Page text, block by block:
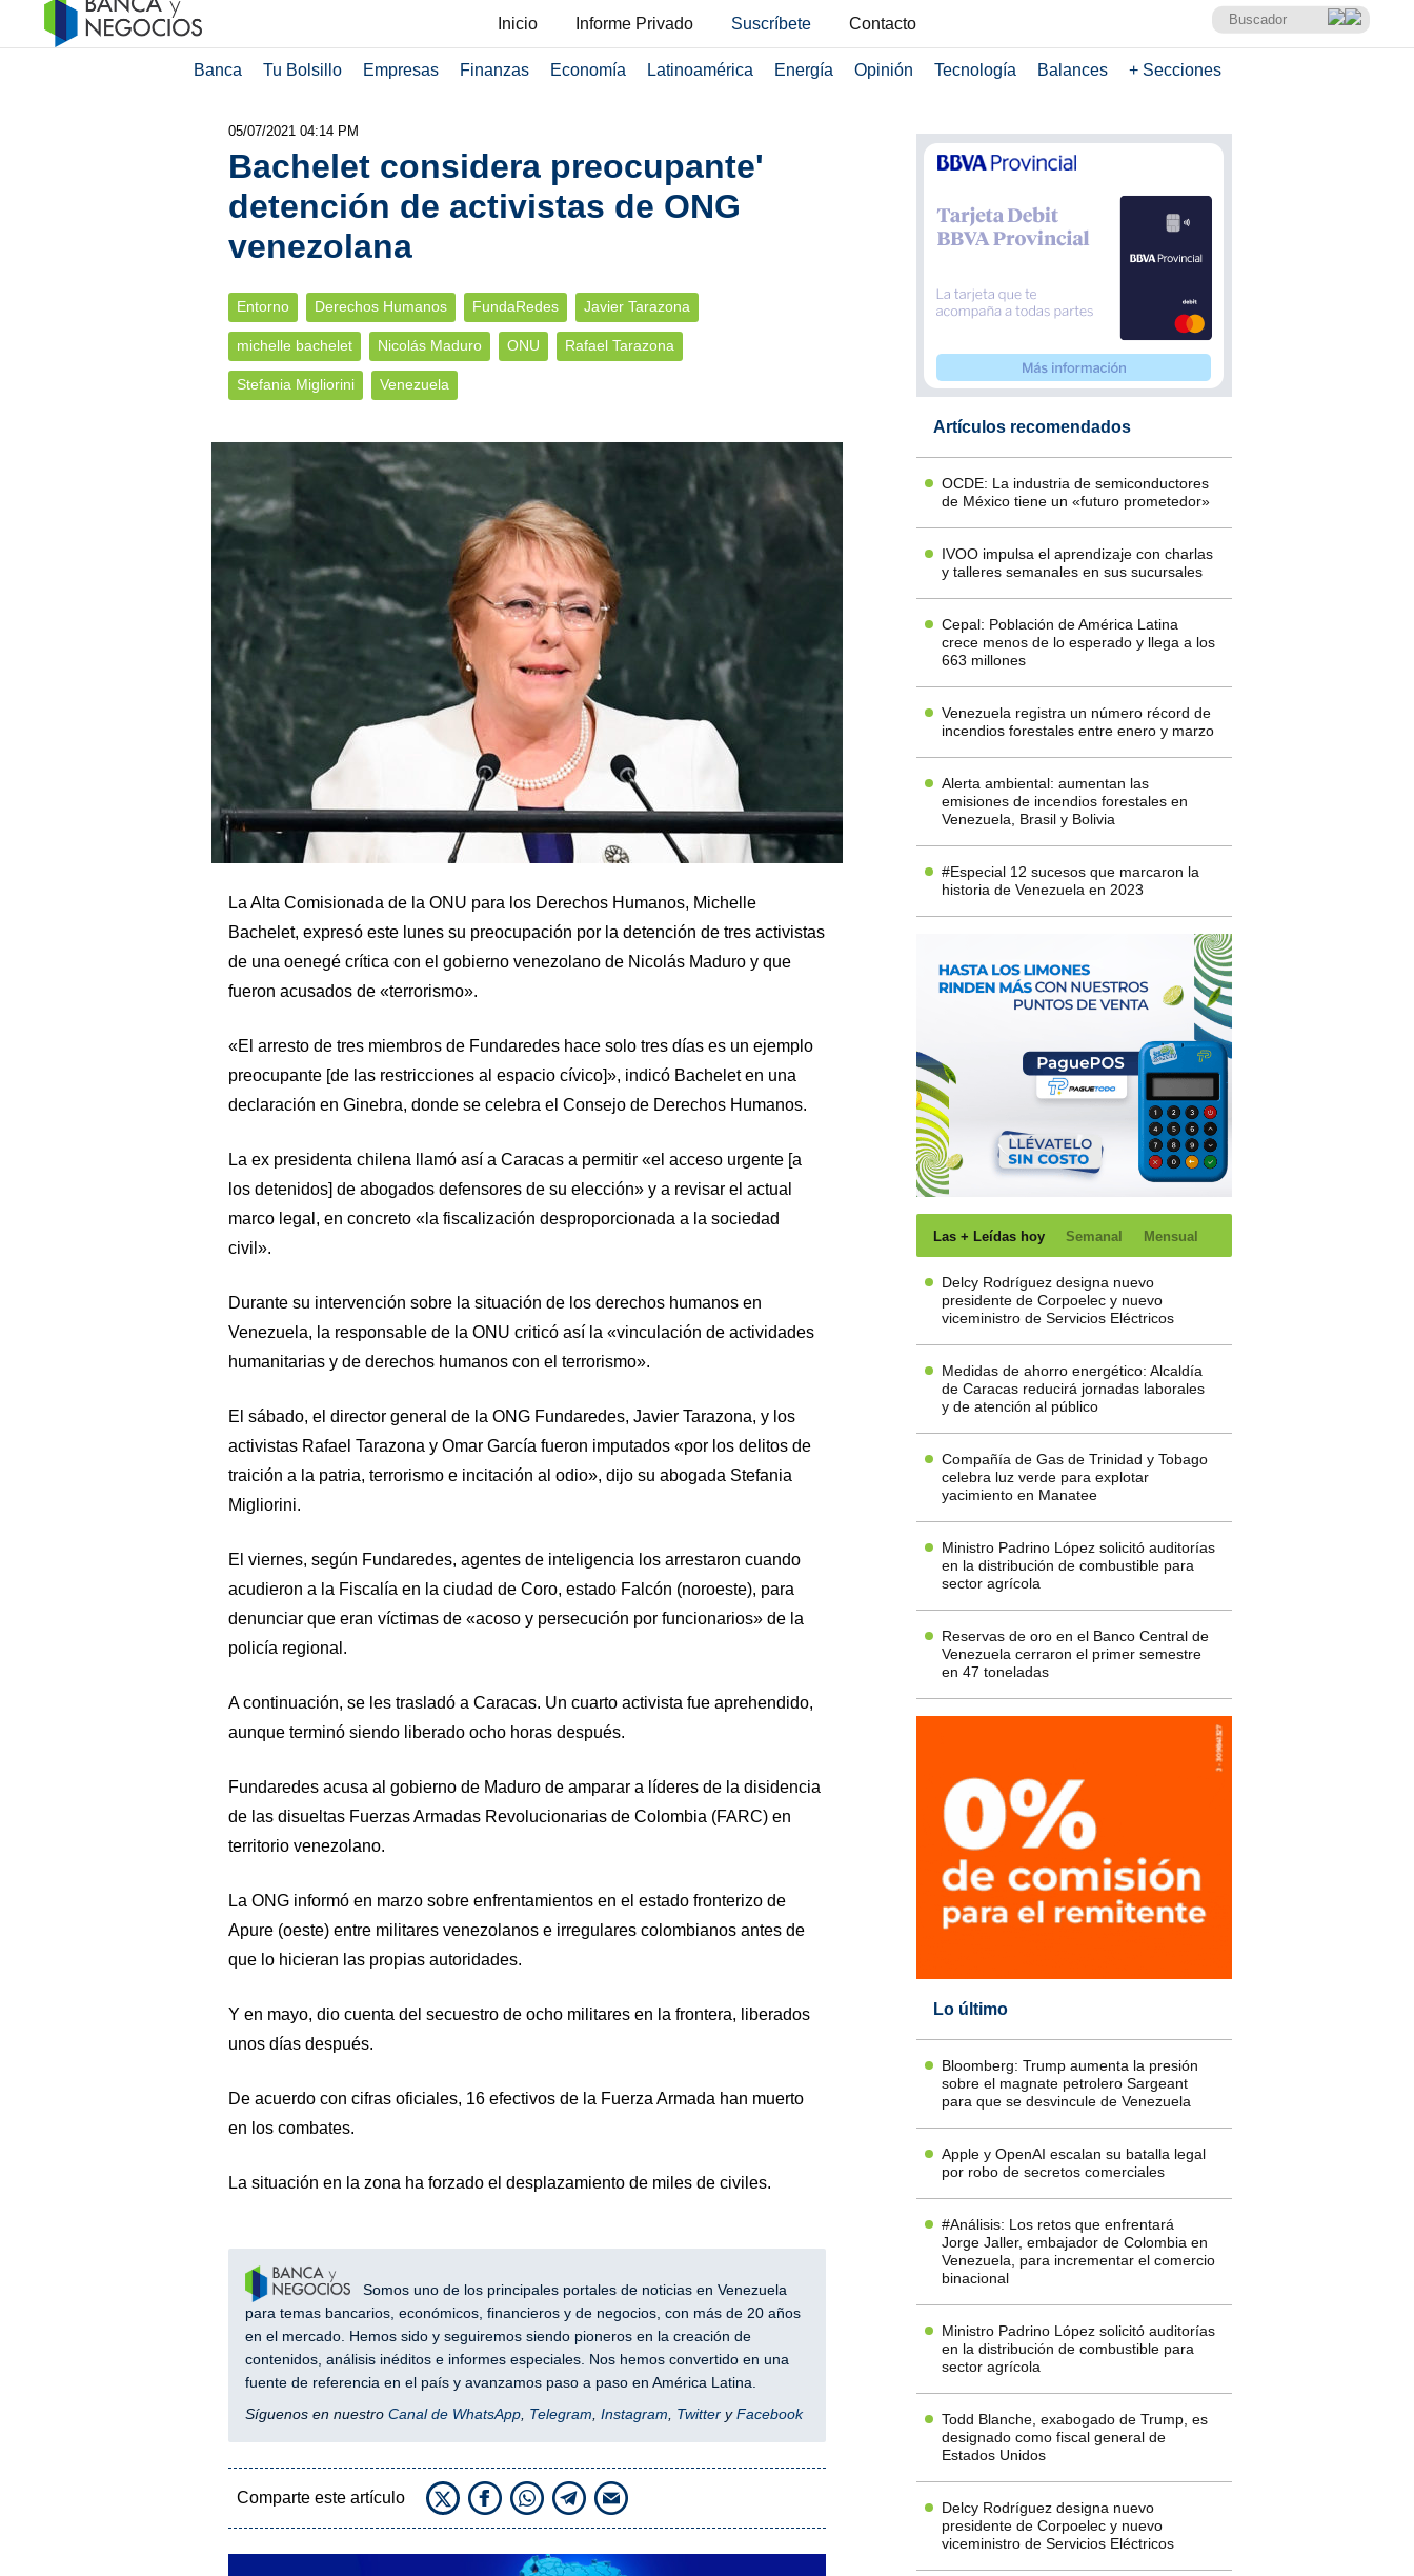
Inicio Informe Privado Suscríbete Contacto
Banca Tu Bolsillo Empresas Finanzas Economía Latinoamérica Energía Opinión Tecnología Balances + Secciones
05/07/2021 04:14 PM
Bachelet considera preocupante'
detención de activistas de ONG
venezolana
Entorno Derechos Humanos FundaRedes Javier Tarazona
michelle bachelet Nicolás Maduro ONU Rafael Tarazona
Stefania Migliorini Venezuela
La Alta Comisionada de la ONU para los Derechos Humanos, Michelle
Bachelet, expresó este lunes su preocupación por la detención de tres activistas
de una oenegé crítica con el gobierno venezolano de Nicolás Maduro y que
fueron acusados de «terrorismo».
«El arresto de tres miembros de Fundaredes hace solo tres días es un ejemplo
preocupante [de las restricciones al espacio cívico]», indicó Bachelet en una
declaración en Ginebra, donde se celebra el Consejo de Derechos Humanos.
La ex presidenta chilena llamó así a Caracas a permitir «el acceso urgente [a
los detenidos] de abogados defensores de su elección» y a revisar el actual
marco legal, en concreto «la fiscalización desproporcionada a la sociedad
civil».
Durante su intervención sobre la situación de los derechos humanos en
Venezuela, la responsable de la ONU criticó así la «vinculación de actividades
humanitarias y de derechos humanos con el terrorismo».
El sábado, el director general de la ONG Fundaredes, Javier Tarazona, y los
activistas Rafael Tarazona y Omar García fueron imputados «por los delitos de
traición a la patria, terrorismo e incitación al odio», dijo su abogada Stefania
Migliorini.
El viernes, según Fundaredes, agentes de inteligencia los arrestaron cuando
acudieron a la Fiscalía en la ciudad de Coro, estado Falcón (noroeste), para
denunciar que eran víctimas de «acoso y persecución por funcionarios» de la
policía regional.
A continuación, se les trasladó a Caracas. Un cuarto activista fue aprehendido,
aunque terminó siendo liberado ocho horas después.
Fundaredes acusa al gobierno de Maduro de amparar a líderes de la disidencia
de las disueltas Fuerzas Armadas Revolucionarias de Colombia (FARC) en
territorio venezolano.
La ONG informó en marzo sobre enfrentamientos en el estado fronterizo de
Apure (oeste) entre militares venezolanos e irregulares colombianos antes de
que lo hicieran las propias autoridades.
Y en mayo, dio cuenta del secuestro de ocho militares en la frontera, liberados
unos días después.
De acuerdo con cifras oficiales, 16 efectivos de la Fuerza Armada han muerto
en los combates.
La situación en la zona ha forzado el desplazamiento de miles de civiles.
Somos uno de los principales portales de noticias en Venezuela
para temas bancarios, económicos, financieros y de negocios, con más de 20 años
en el mercado. Hemos sido y seguiremos siendo pioneros en la creación de
contenidos, análisis inéditos e informes especiales. Nos hemos convertido en una
fuente de referencia en el país y avanzamos paso a paso en América Latina.
Síguenos en nuestro Canal de WhatsApp, Telegram, Instagram, TwitteryFacebook
Comparte este artículo
Artículos recomendados
OCDE: La industria de semiconductores
de México tiene un «futuro prometedor»
IVOO impulsa el aprendizaje con charlas
y talleres semanales en sus sucursales
Cepal: Población de América Latina
crece menos de lo esperado y llega a los
663 millones
Venezuela registra un número récord de
incendios forestales entre enero y marzo
Alerta ambiental: aumentan las
emisiones de incendios forestales en
Venezuela, Brasil y Bolivia
#Especial 12 sucesos que marcaron la
historia de Venezuela en 2023
Las + Leídas hoy Semanal Mensual
Delcy Rodríguez designa nuevo
presidente de Corpoelec y nuevo
viceministro de Servicios Eléctricos
Medidas de ahorro energético: Alcaldía
de Caracas reducirá jornadas laborales
y de atención al público
Compañía de Gas de Trinidad y Tobago
celebra luz verde para explotar
yacimiento en Manatee
Ministro Padrino López solicitó auditorías
en la distribución de combustible para
sector agrícola
Reservas de oro en el Banco Central de
Venezuela cerraron el primer semestre
en 47 toneladas
Lo último
Bloomberg: Trump aumenta la presión
sobre el magnate petrolero Sargeant
para que se desvincule de Venezuela
Apple y OpenAI escalan su batalla legal
por robo de secretos comerciales
#Análisis: Los retos que enfrentará
Jorge Jaller, embajador de Colombia en
Venezuela, para incrementar el comercio
binacional
Ministro Padrino López solicitó auditorías
en la distribución de combustible para
sector agrícola
Todd Blanche, exabogado de Trump, es
designado como fiscal general de
Estados Unidos
Delcy Rodríguez designa nuevo
presidente de Corpoelec y nuevo
viceministro de Servicios Eléctricos